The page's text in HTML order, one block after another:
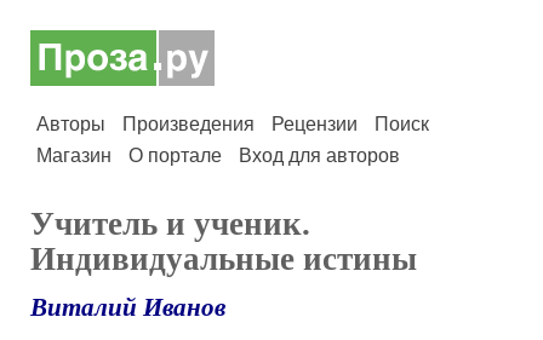
Авторы Произведения Рецензии
Поиск
Магазин
О портале Вход для авторов
Учитель и ученик.
Индивидуальные истины
Виталий Иванов